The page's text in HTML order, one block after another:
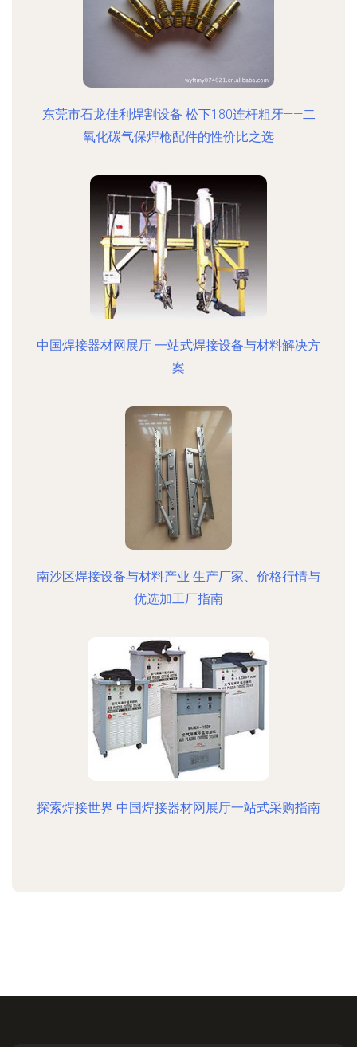
东莞市石龙佳利焊割设备 松下180连杆粗牙——二
氧化碳气保焊枪配件的性价比之选
中国焊接器材网展厅 一站式焊接设备与材料解决方
案
南沙区焊接设备与材料产业 生产厂家、价格行情与
优选加工厂指南
探索焊接世界 中国焊接器材网展厅一站式采购指南